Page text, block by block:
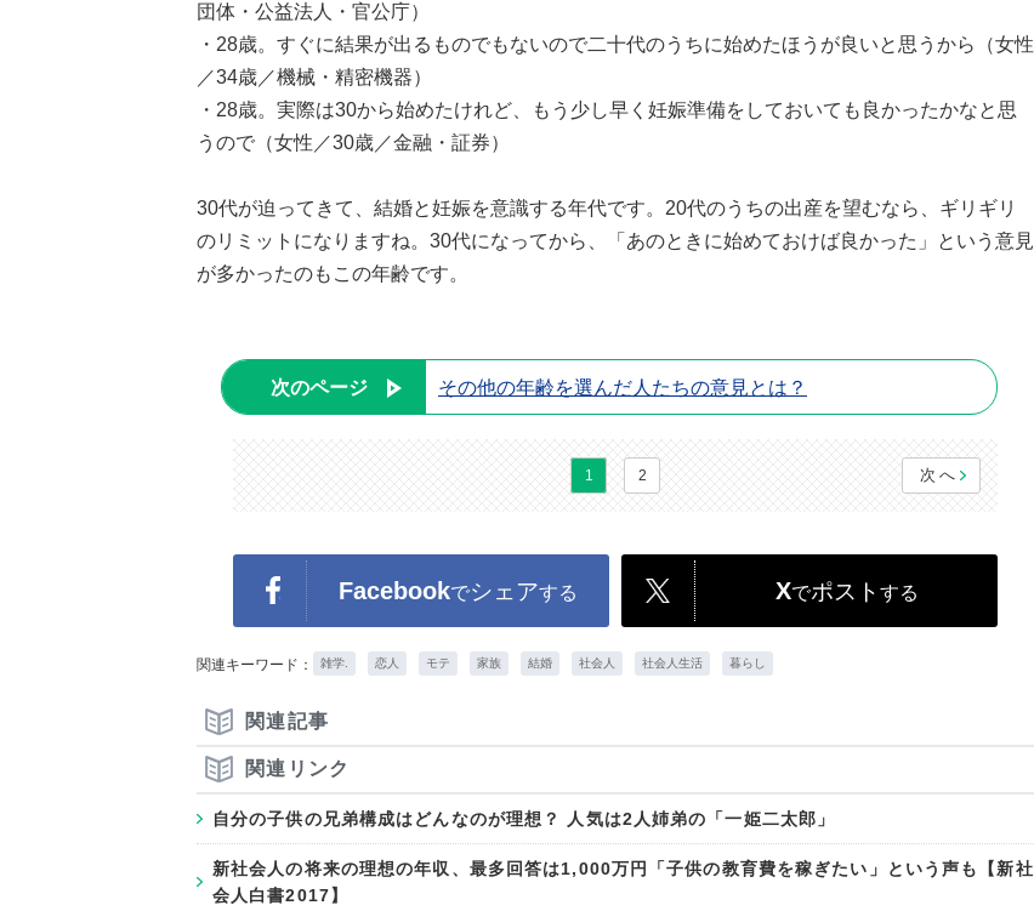
団体・公益法人・官公庁）
・28歳。すぐに結果が出るものでもないので二十代のうちに始めたほうが良いと思うから（女性
／34歳／機械・精密機器）
・28歳。実際は30から始めたけれど、もう少し早く妊娠準備をしておいても良かったかなと思
うので（女性／30歳／金融・証券）
30代が迫ってきて、結婚と妊娠を意識する年代です。20代のうちの出産を望むなら、ギリギリ
のリミットになりますね。30代になってから、「あのときに始めておけば良かった」という意見
が多かったのもこの年齢です。
次のページ その他の年齢を選んだ人たちの意見とは？
1 2 次へ
Facebookでシェアする Xでポスト する
関連キーワード： 雑学. 恋人 モテ 家族 結婚 社会人 社会人生活 暮らし
関連記事
関連リンク
自分の子供の兄弟構成はどんなのが理想？ 人気は2人姉弟の「一姫二太郎」
新社会人の将来の理想の年収、最多回答は1,000万円「子供の教育費を稼ぎたい」という声も【新社
会人白書2017】